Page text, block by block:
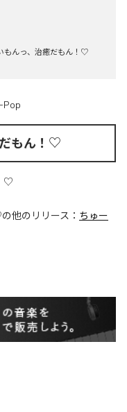
もんっ、治癒だもん！♡
Pop
もん！♡
の他のリリース： ちゅー